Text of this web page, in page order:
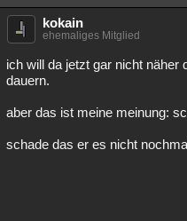
kokain
ehemaliges Mitglied
ich will da jetzt gar nicht näher
dauern.
aber das ist meine meinung:
schade das er es nicht